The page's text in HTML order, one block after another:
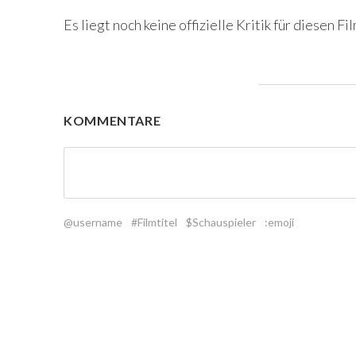
Es liegt noch keine offizielle Kritik für diesen
KOMMENTARE
@username #Filmtitel $Schauspieler :emoji